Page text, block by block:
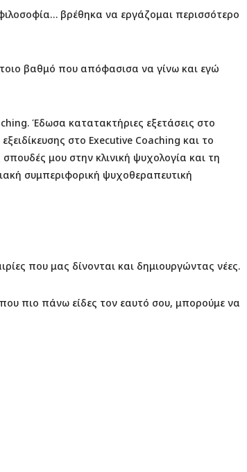
βρέθηκα να εργάζομαι περισσότερο
βαθμό που απόφασισα να γίνω και εγώ
Έδωσα κατατακτήριες εξετάσεις στο
στο Executive Coaching και το
μου στην κλινική ψυχολογία και τη
συμπεριφορική ψυχοθεραπευτική
που μας δίνονται και δημιουργώντας νέες.
πιο πάνω είδες τον εαυτό σου, μπορούμε να